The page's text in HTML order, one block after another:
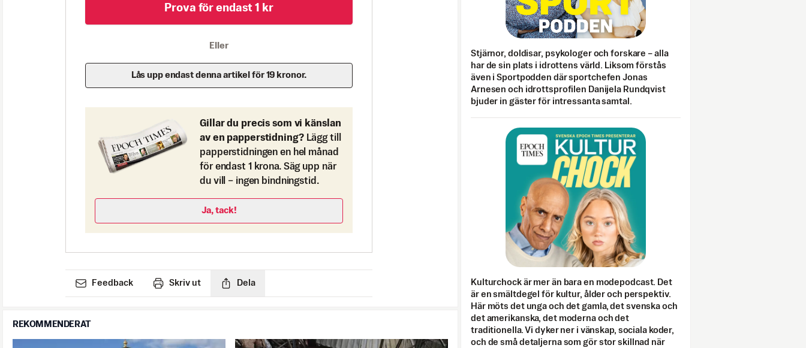
Prova för endast 1 kr
Eller
Lås upp endast denna artikel för 19 kronor.
Gillar du precis som vi känslan
av en papperstidning? Lägg till
papperstidningen en hel månad
för endast 1 krona. Säg upp när
du vill – ingen bindningstid.
Ja, tack!
Feedback Skriv ut Dela
REKOMMENDERAT
Stjärnor, doldisar, psykologer och forskare – alla
har de sin plats i idrottens värld. Liksom förstås
även i Sportpodden där sportchefen Jonas
Arnesen och idrottsprofilen Danijela Rundqvist
bjuder in gäster för intressanta samtal.
Kulturchock är mer än bara en modepodcast. Det
är en smältdegel för kultur, ålder och perspektiv.
Här möts det unga och det gamla, det svenska och
det amerikanska, det moderna och det
traditionella. Vi dyker ner i vänskap, sociala koder,
och de små detaljerna som gör stor skillnad när